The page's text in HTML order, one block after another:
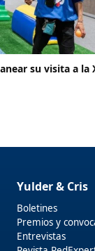
su visita a la
Yulder & Cris
Boletines
Premios y
Entrevistas